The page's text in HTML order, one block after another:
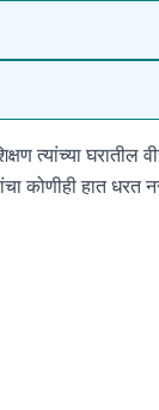
त्यांच्या
कोणीही हात धरत